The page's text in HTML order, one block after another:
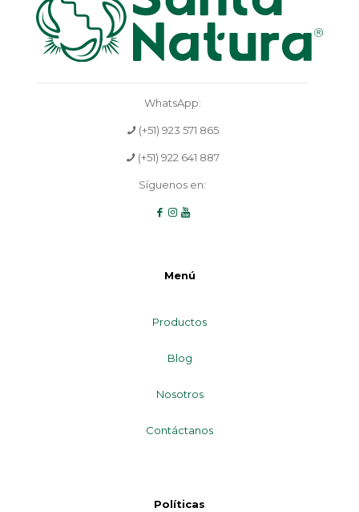
WhatsApp:
(+51) 923 571 865
(+51) 922 641 887
Síguenos en:
Menú
Productos
Blog
Nosotros
Contáctanos
Políticas